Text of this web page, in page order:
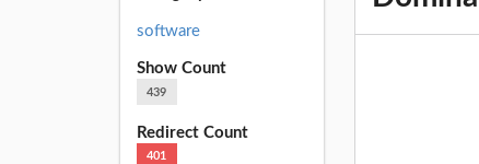
software
Show Count
439
Redirect Count
401